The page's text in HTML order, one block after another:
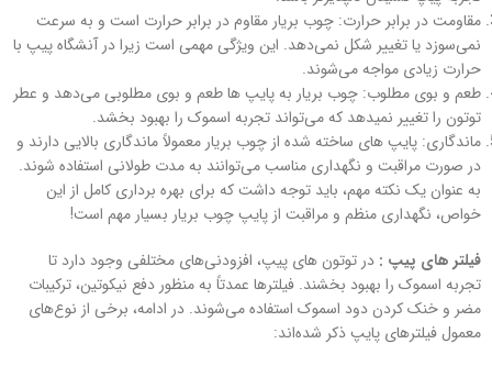
مقاومت در برابر حرارت: چوب بریار مقاوم در برابر حرارت است و به سرعت
نمی‌سوزد یا تغییر شکل نمی‌دهد. این ویژگی مهمی است زیرا در آنشگاه پیپ با
حرارت زیادی مواجه می‌شوند.
طعم و بوی مطلوب: چوب بریار به پایپ‌ ها طعم و بوی مطلوبی می‌دهد و عطر
توتون را تغییر نمیدهد که می‌تواند تجربه اسموک را بهبود بخشد.
ماندگاری: پایپ‌ های ساخته شده از چوب بریار معمولاً ماندگاری بالایی دارند و
در صورت مراقبت و نگهداری مناسب می‌توانند به مدت طولانی استفاده شوند.
به عنوان یک نکته مهم، باید توجه داشت که برای بهره‌ برداری کامل از این
خواص، نگهداری منظم و مراقبت از پایپ چوب بریار بسیار مهم است!
فیلتر های پیپ : در توتون های پیپ، افزودنی‌های مختلفی وجود دارد تا
تجربه اسموک را بهبود بخشند. فیلترها عمدتاً به منظور دفع نیکوتین، ترکیبات
مضر و خنک کردن دود اسموک استفاده می‌شوند. در ادامه، برخی از نوع‌های
معمول فیلترهای پایپ ذکر شده‌اند: